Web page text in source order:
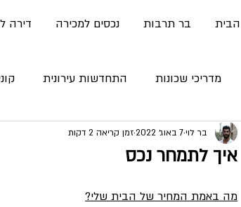
בר תרבות נכסים למכירה דירה
מדריכי שכונות התחדשות עירונית
איך לתמחר נכס
בר לוי7 באוג׳ 2022 זמן קריאה 2 דקות
מה באמת המחיר של הבית שלי?